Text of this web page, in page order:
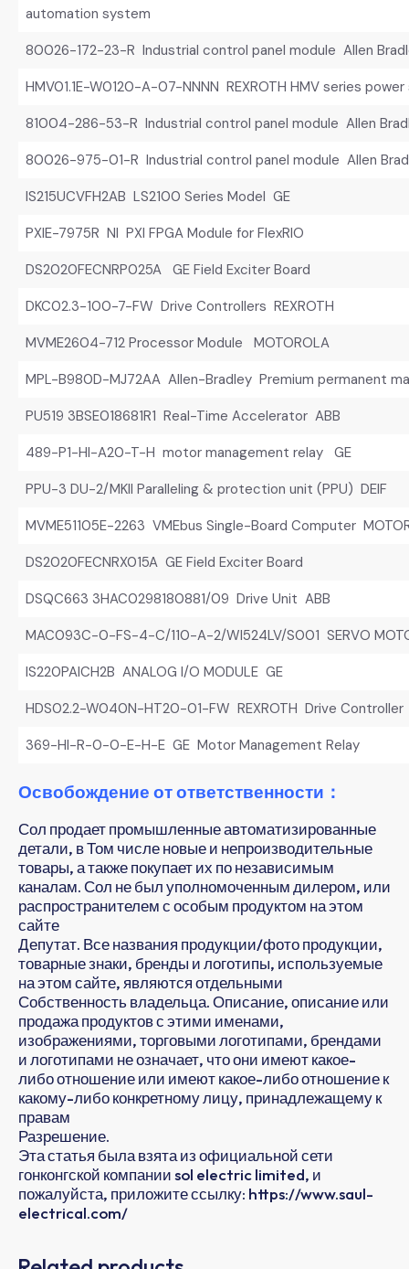
automation system
80026-172-23-R Industrial control panel module Allen
HMV01.1E-W0120-A-07-NNNN REXROTH HMV series
81004-286-53-R Industrial control panel module Allen
80026-975-01-R Industrial control panel module Allen
IS215UCVFH2AB LS2100 Series Model GE
PXIE-7975R NI PXI FPGA Module for FlexRIO
DS2020FECNRP025A GE Field Exciter Board
DKC02.3-100-7-FW Drive Controllers REXROTH
MVME2604-712 Processor Module MOTOROLA
MPL-B980D-MJ72AA Allen-Bradley Premium permanent
PU519 3BSE018681R1 Real-Time Accelerator ABB
489-P1-HI-A20-T-H motor management relay GE
PPU-3 DU-2/MKII Paralleling & protection unit (PPU) DEIF
MVME51105E-2263 VMEbus Single-Board Computer
DS2020FECNRX015A GE Field Exciter Board
DSQC663 3HAC0298180881/09 Drive Unit ABB
MAC093C-0-FS-4-C/110-A-2/WI524LV/S001 SERVO
IS220PAICH2B ANALOG I/O MODULE GE
HDS02.2-W040N-HT20-01-FW REXROTH Drive Controller
369-HI-R-0-0-E-H-E GE Motor Management Relay
Освобождение от ответственности：
Сол продает промышленные автоматизированные
детали, в Том числе новые и непроизводительные
товары, а также покупает их по независимым
каналам. Сол не был уполномоченным дилером, или
распространителем с особым продуктом на этом
сайте
Депутат. Все названия продукции/фото продукции,
товарные знаки, бренды и логотипы, используемые
на этом сайте, являются отдельными
Собственность владельца. Описание, описание или
продажа продуктов с этими именами,
изображениями, торговыми логотипами, брендами
и логотипами не означает, что они имеют какое-
либо отношение или имеют какое-либо отношение к
какому-либо конкретному лицу, принадлежащему к
правам
Разрешение.
Эта статья была взята из официальной сети
гонконгской компании sol electric limited, и
пожалуйста, приложите ссылку: https://www.saul-
electrical.com/